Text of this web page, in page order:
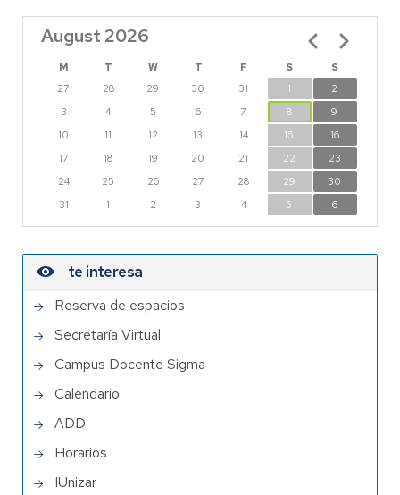
August 2026
M T W T F S
S
27
28 29 30 31 1
2
3
4 5 6 7 8
9
10
11 12 13 14 15
16
17
18 19 20 21 22
23
24
25 26 27 28 29
30
31
1 2 3 4 5 6
Pagination
te interesa
Reserva de espacios
Secretaría Virtual
Campus Docente Sigma
Calendario
ADD
Horarios
IUnizar